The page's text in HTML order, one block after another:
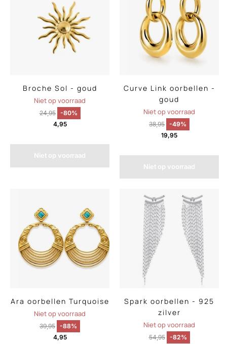
Broche Sol - goud
Niet op voorraad
24,95
-80%
4,95
Niet op voorraad
Curve Link oorbellen -
goud
Niet op voorraad
38,95 -49%
19,95
Niet op voorraad
Ara oorbellen Turquoise
Niet op voorraad
39,95 -88%
4,95
Spark oorbellen - 925
zilver
Niet op voorraad
54,95 -82%